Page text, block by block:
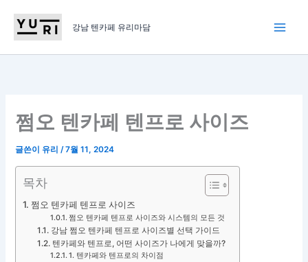
로
강남 텐카페 유리마담
쩜오 텐카페 텐프로 사이즈
글쓴이 유리/7월 11, 2024
목차
쩜오 텐카페 텐프로 사이즈
쩜오 텐카페 텐프로 사이즈와 시스템의 모든 것
강남 쩜오 텐카페 텐프로 사이즈별 선택 가이드
텐카페와 텐프로, 어떤 사이즈가 나에게 맞을까?
1. 텐카페와 텐프로의 차이점